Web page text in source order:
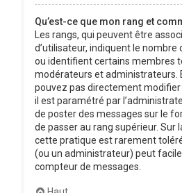
Qu’est-ce que mon rang et
Les rangs, qui peuvent être
d’utilisateur, indiquent le nombre
ou identifient certains membres
modérateurs et administrateurs.
pouvez pas directement modifier
il est paramétré par
de poster des messages sur le
de passer au rang supérieur. Sur
cette pratique est rarement
(ou un administrateur) peut
compteur de messages.